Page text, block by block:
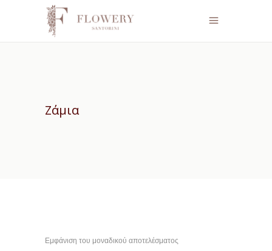
Ζάμια
Εμφάνιση του μοναδικού αποτελέσματος